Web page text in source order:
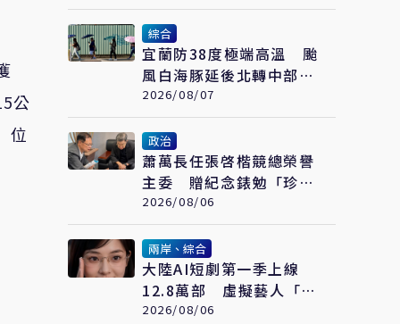
公
位
綜合
宜蘭防38度極端高溫 颱
風白海豚延後北轉中部以
北父親節防豪大雨
2026/08/07
政治
蕭萬長任張啓楷競總榮譽
主委 贈紀念錶勉「珍惜
時間、認真打拚」
2026/08/06
兩岸、綜合
大陸AI短劇第一季上線
12.8萬部 虛擬藝人「方
桃子」接拍美瞳廣告
2026/08/06